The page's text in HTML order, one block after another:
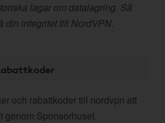
lagar om datalagring. Så
din integritet till NordVPN.
och rabattkoder till nordvpn att
genom Sponsorhuset.